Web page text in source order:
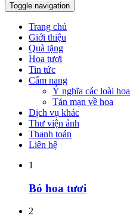
Toggle navigation
Trang chủ
Giới thiệu
Quà tặng
Hoa tươi
Tin tức
Cẩm nang
Ý nghĩa các loài hoa
Tản mạn về hoa
Dịch vụ khác
Thư viện ảnh
Thanh toán
Liên hệ
1
Bó hoa tươi
2